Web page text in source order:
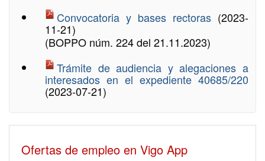
Convocatoria y bases rectoras (2023-
11-21)
(BOPPO núm. 224 del 21.11.2023)
Trámite de audiencia y alegaciones a
interesados en el expediente 40685/220
(2023-07-21)
Ofertas de empleo en Vigo App